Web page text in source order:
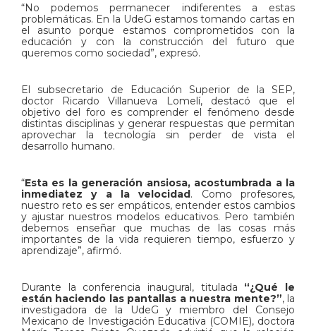
“No podemos permanecer indiferentes a estas
problemáticas. En la UdeG estamos tomando cartas en
el asunto porque estamos comprometidos con la
educación y con la construcción del futuro que
queremos como sociedad”, expresó.
El subsecretario de Educación Superior de la SEP,
doctor Ricardo Villanueva Lomelí, destacó que el
objetivo del foro es comprender el fenómeno desde
distintas disciplinas y generar respuestas que permitan
aprovechar la tecnología sin perder de vista el
desarrollo humano.
“Esta es la generación ansiosa, acostumbrada a la
inmediatez y a la velocidad. Como profesores,
nuestro reto es ser empáticos, entender estos cambios
y ajustar nuestros modelos educativos. Pero también
debemos enseñar que muchas de las cosas más
importantes de la vida requieren tiempo, esfuerzo y
aprendizaje”, afirmó.
Durante la conferencia inaugural, titulada “¿Qué le
están haciendo las pantallas a nuestra mente?”, la
investigadora de la UdeG y miembro del Consejo
Mexicano de Investigación Educativa (COMIE), doctora